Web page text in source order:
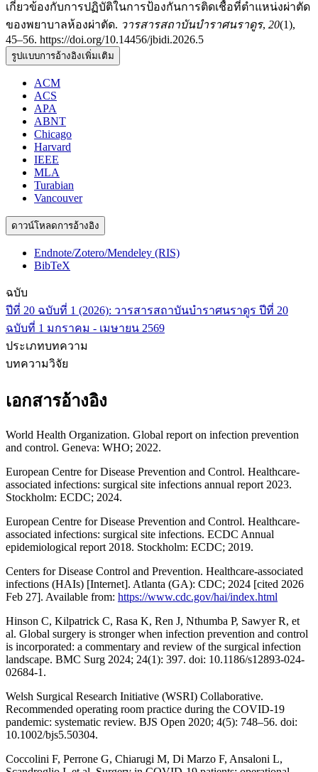
เกี่ยวข้องกับการปฏิบัติในการป้องกันการติดเชื้อที่ตำแหน่งผ่าตัด
ของพยาบาลห้องผ่าตัด. วารสารสถาบันบำราศนราดูร, 20(1),
45–56. https://doi.org/10.14456/jbidi.2026.5
รูปแบบการอ้างอิงเพิ่มเติม
ACM
ACS
APA
ABNT
Chicago
Harvard
IEEE
MLA
Turabian
Vancouver
ดาวน์โหลดการอ้างอิง
Endnote/Zotero/Mendeley (RIS)
BibTeX
ฉบับ
ปีที่ 20 ฉบับที่ 1 (2026): วารสารสถาบันบำราศนราดูร ปีที่ 20
ฉบับที่ 1 มกราคม - เมษายน 2569
ประเภทบทความ
บทความวิจัย
เอกสารอ้างอิง
World Health Organization. Global report on infection prevention
and control. Geneva: WHO; 2022.
European Centre for Disease Prevention and Control. Healthcare-
associated infections: surgical site infections annual report 2023.
Stockholm: ECDC; 2024.
European Centre for Disease Prevention and Control. Healthcare-
associated infections: surgical site infections. ECDC Annual
epidemiological report 2018. Stockholm: ECDC; 2019.
Centers for Disease Control and Prevention. Healthcare-associated
infections (HAIs) [Internet]. Atlanta (GA): CDC; 2024 [cited 2026
Feb 27]. Available from: https://www.cdc.gov/hai/index.html
Hinson C, Kilpatrick C, Rasa K, Ren J, Nthumba P, Sawyer R, et
al. Global surgery is stronger when infection prevention and control
is incorporated: a commentary and review of the surgical infection
landscape. BMC Surg 2024; 24(1): 397. doi: 10.1186/s12893-024-
02684-1.
Welsh Surgical Research Initiative (WSRI) Collaborative.
Recommended operating room practice during the COVID-19
pandemic: systematic review. BJS Open 2020; 4(5): 748–56. doi:
10.1002/bjs5.50304.
Coccolini F, Perrone G, Chiarugi M, Di Marzo F, Ansaloni L,